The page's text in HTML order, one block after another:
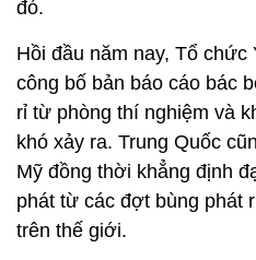
đó.
Hồi đầu năm nay, Tổ
công bố bản báo cáo bác
rỉ từ phòng thí nghiệm và
khó xảy ra. Trung Quốc
Mỹ đồng thời khẳng định
phát từ các đợt bùng phát
trên thế giới.